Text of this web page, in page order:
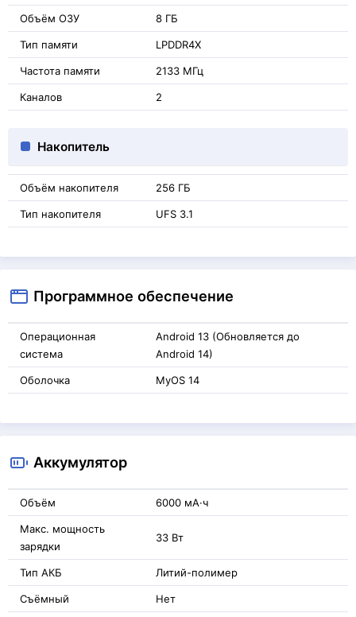
Объём ОЗУ 8 ГБ
Тип памяти LPDDR4X
Частота памяти 2133 МГц
Каналов 2
Накопитель
Объём накопителя 256 ГБ
Тип накопителя UFS 3.1
Программное обеспечение
Операционная
система
Android 13 (Обновляется до
Android 14)
Оболочка MyOS 14
Аккумулятор
Объём 6000 мА·ч
Макс. мощность
зарядки
33 Вт
Тип АКБ Литий-полимер
Съёмный Нет